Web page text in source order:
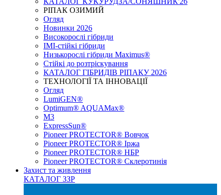
РІПАК ОЗИМИЙ
Огляд
Новинки 2026
Високорослі гібриди
IMI-стійкі гібриди
Низькорослі гібриди Maximus®
Стійкі до розтріскування
КАТАЛОГ ГІБРИДІВ РІПАКУ 2026
ТЕХНОЛОГІЇ ТА ІННОВАЦІЇ
Огляд
LumiGEN®
Optimum® AQUAMax®
М3
ExpressSun®
Pioneer PROTECTOR® Вовчок
Pioneer PROTECTOR® Іржа
Pioneer PROTECTOR® НБР
Pioneer PROTECTOR® Склеротинія
Захист та живлення
КАТАЛОГ ЗЗР